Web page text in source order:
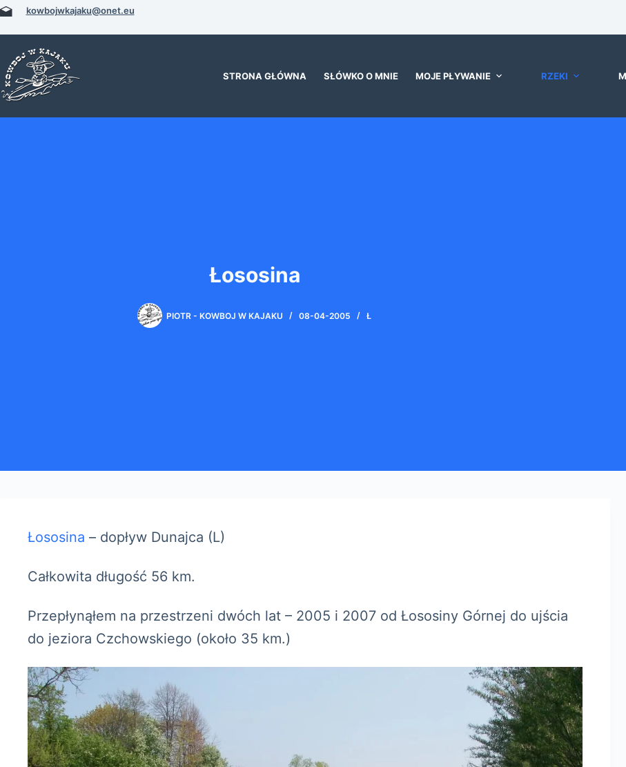
Przejdźkowbojwkajaku@onet.eu
STRONA GŁÓWNA SŁÓWKO O MNIE MOJE PŁYWANIE RZEKI
Łososina
PIOTR - KOWBOJ W KAJAKU 08-04-2005 Ł
Łososina – dopływ Dunajca (L)
Całkowita długość 56 km.
Przepłynąłem na przestrzeni dwóch lat – 2005 i 2007 od Łososiny Górnej do ujścia
do jeziora Czchowskiego (około 35 km.)